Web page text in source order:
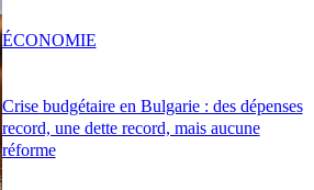
Crise budgétaire en Bulgarie : des dépenses
record, une dette record, mais aucune
réforme
ÉCONOMIE